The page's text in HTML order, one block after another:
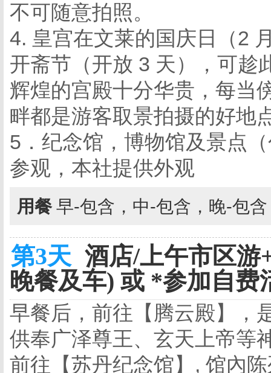
不可随意拍照。
4. 皇宫在文莱的国庆日（2
开斋节（开放 3 天），可趁
辉煌的宫殿十分华贵，每当
畔都是游客取景拍摄的好地
5．纪念馆，博物馆及景点
参观，本社提供外观
用餐 早-包含，中-包含，晚-包
第3天 酒店/上午市区游
晚餐及车) 或 *参加自费
早餐后，前往【腾云殿】，
供奉广泽尊王、玄天上帝等
前往【苏丹纪念馆】, 馆內